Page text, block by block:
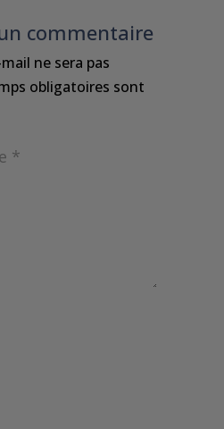
commentaire
ne sera pas
obligatoires sont